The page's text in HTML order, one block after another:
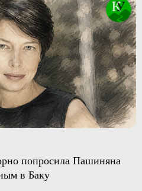
попросила Пашиняна
в Баку